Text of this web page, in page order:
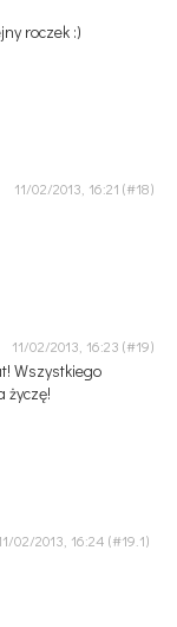
roczek :)
11/02/2013, 16:21
11/02/2013, 16:23
Wszystkiego
życzę!
02/2013, 16:24